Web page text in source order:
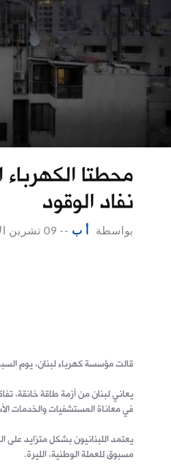
محطتا
نفاد الوقود
بواسطة أ ب -- 09 تشرين الاول 2021
قالت مؤسسة كهرباء لبنان، يوم
يعاني لبنان من أزمة طاقة خانقة،
في معاناة المستشفيات والخدمات
يعتمد اللبنانيون بشكل متزايد على
مسبوق للعملة الوطنية، الليرة.